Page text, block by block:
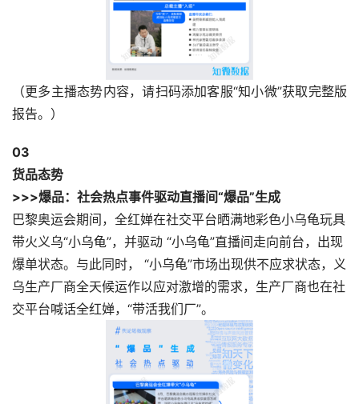
（更多主播态势内容，请扫码添加客服“知小微”获取完整版
报告。）
03
货品态势
>>>爆品：社会热点事件驱动直播间“爆品”生成
巴黎奥运会期间，全红婵在社交平台晒满地彩色小乌龟玩具
带火义乌“小乌龟”，并驱动 “小乌龟”直播间走向前台，出现
爆单状态。与此同时， “小乌龟”市场出现供不应求状态，义
乌生产厂商全天候运作以应对激增的需求，生产厂商也在社
交平台喊话全红婵，“带活我们厂”。